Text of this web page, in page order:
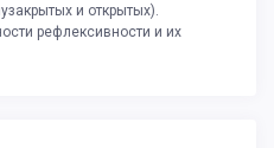
и открытых).
рефлексивности и их